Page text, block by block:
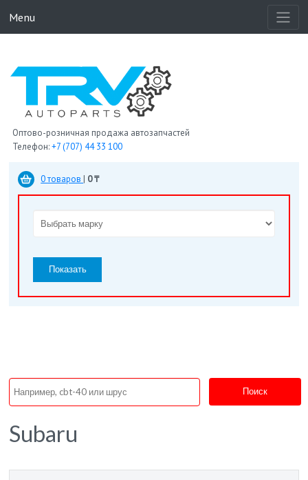
Menu
Оптово-розничная продажа автозапчастей
Телефон:+7 (707) 44 33 100
0 товаров | 0 ₸
Показать
Поиск
Subaru